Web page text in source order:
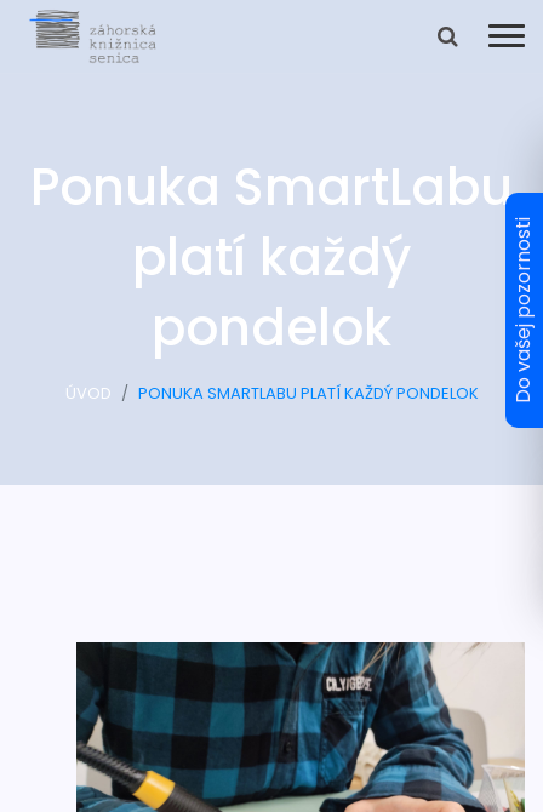
Ponuka SmartLabu
platí každý
pondelok
ÚVOD PONUKA SMARTLABU PLATÍ KAŽDÝ PONDELOK